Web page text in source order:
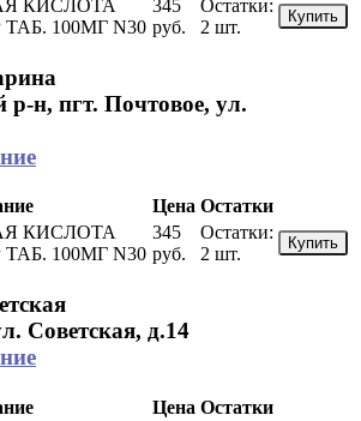
КИСЛОТА
100МГ N30
345
руб.
Остатки:
2 шт.
Купить
р-н, пгт. Почтовое, ул.
Цена Остатки
КИСЛОТА
100МГ N30
345
руб.
Остатки:
2 шт.
Купить
Советская, д.14
Цена Остатки